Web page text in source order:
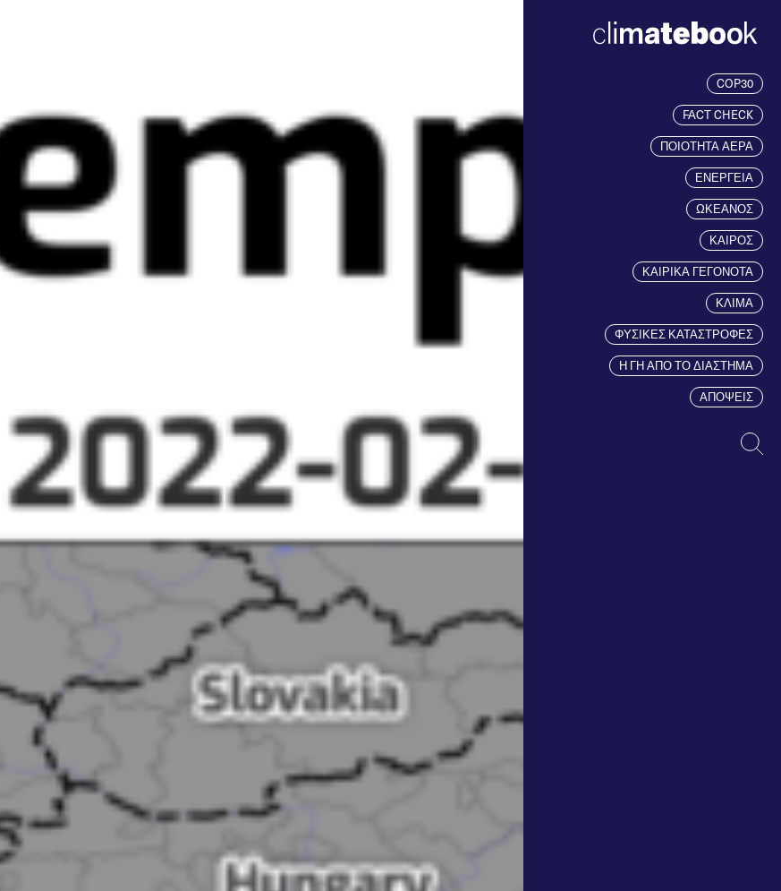
COP30
FACT CHECK
ΠΟΙΟΤΗΤΑ ΑΕΡΑ
ΕΝΕΡΓΕΙΑ
ΩΚΕΑΝΟΣ
ΚΑΙΡΟΣ
ΚΑΙΡΙΚΑ ΓΕΓΟΝΟΤΑ
ΚΛΙΜΑ
ΦΥΣΙΚΕΣ ΚΑΤΑΣΤΡΟΦΕΣ
Η ΓΗ ΑΠΟ ΤΟ ΔΙΑΣΤΗΜΑ
ΑΠΟΨΕΙΣ